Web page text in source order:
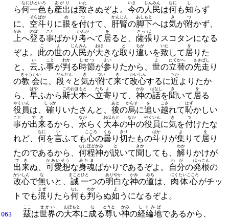
ら何
なに
一色
ひといろ
も産出
あがり
は致
いた
さぬぞよ。 今
いま
の人民
じんみん
は何
なに
も知
し
らず
に、 空
そら
斗
ばか
りに 眼
め
を付
つ
けて、 肝腎
かんじん
の脚下
あしもと
へは気
き
が附
つ
かず、
上
かみ
へ登
のぼ
る事
こと
ばかり 考
かんが
へて 居
を
ると、 薩張
さっぱ
りスコタンになる
ぞよ。 此
こ
の世
よ
の人民
じんみん
が大
おほ
きな取
と
り 違
ちが
いを致
いた
して 居
を
りた
と、 云
い
ふ事
こと
が判
わか
る時節
じせつ
が参
まい
りたから、 世
よ
の立替
たてかへ
の先走
さきばし
り
の教会
きゃうかい
に、 段々
だんだん
と気
き
が附
つい
て来
き
て改心
かいしん
するに近
ちか
よりたか
ら、 早
はや
ふから斯
この
大本
おほもと
へ立
たち
寄
よ
りて、 神
かみ
の話
はなし
を聞
き
いて 居
を
る
役員
やくいん
は、 確
しっか
りいたさんと、 後
あと
の烏
からす
に追
を
い越
こさ
れて恥
はず
かしい
事
こと
が出来
でき
るから、 永
なが
らく 大本
おほもと
の中
なか
の役員
やくいん
に気
き
を付
つ
けたな
れど、 何
なに
を言
い
ふても心
こころ
の曇
くも
り 切
きり
たもの斗
ばか
りが集
よ
りて 居
を
り
たのであるから、 何程
なにほど
神
かみ
が説
と
いて聞
きか
しても、 解
わか
りかけが
出来
でき
ぬ、 可愛想
かあいそう
な身魂
みたま
ばかりであるぞよ。 自分
わが
の発根
ほっこん
の
改心
かいしん
で無
な
いと、 誠
まこと
一
ひと
つの明白
ありやか
な神
かみ
の道
みち
は、 肉体心
にくたいこころ
がチッ
トでも混
まぜ
りたら何
なに
も判
わか
らぬ如
よ
うになるぞよ。
063 茲
ここ
は世界
せかい
の大本
おほもと
に成
な
る尊
とうと
い神
かみ
の経綸地
しぐみば
であるから、